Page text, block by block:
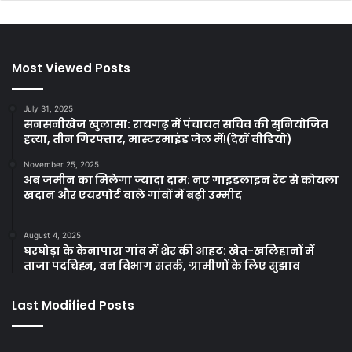
Most Viewed Posts
July 31, 2025
सनसनीखेज खुलासा: रायगढ़ में पंचायत सचिव की सुनियोजित
हत्या, तीन गिरफ्तार, मास्टरमाइंड जेल में!(देखें वीडियो)
November 25, 2025
अब जमीन का मिलेगा ज्यादा दाम: नए गाइडलाइन रेट से कोयला
खदान और एयरपोर्ट वाले गांवों में बढ़ी उम्मीद
August 4, 2025
घरघोड़ा के केनापारा गांव में शेर की आहट: खेत-खलिहानों में
ताजा पदचिह्न, वन विभाग सतर्क, ग्रामीणों के लिए सुझाव
Last Modified Posts